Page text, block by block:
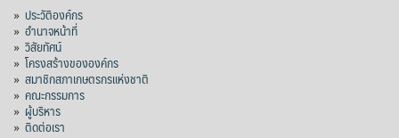
» ประวัติองค์กร
» อำนาจหน้าที่
» วิสัยทัศน์
» โครงสร้างขององค์กร
» สมาชิกสภาเกษตรกรแห่งชาติ
» คณะกรรมการ
» ผู้บริหาร
» ติดต่อเรา